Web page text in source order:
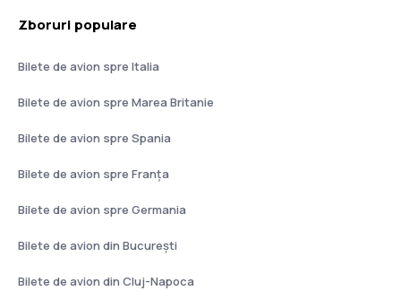
Zboruri populare
Bilete de avion spre Italia
Bilete de avion spre Marea Britanie
Bilete de avion spre Spania
Bilete de avion spre Franţa
Bilete de avion spre Germania
Bilete de avion din București
Bilete de avion din Cluj-Napoca